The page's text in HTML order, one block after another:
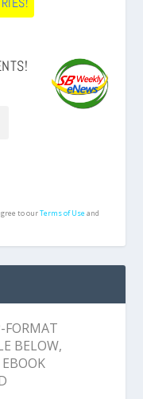
to ourTerms of Useand
FORMAT
BELOW,